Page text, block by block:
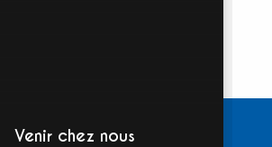
Venir chez nous